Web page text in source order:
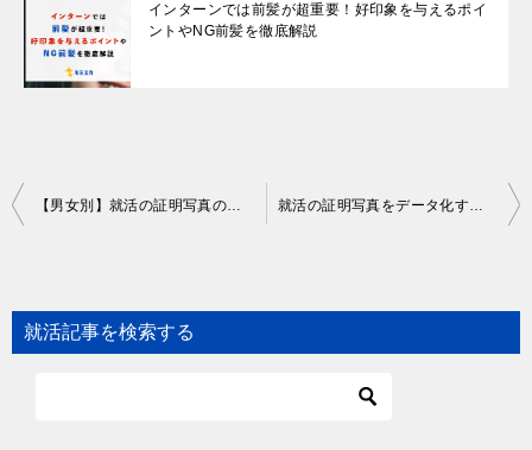
インターンでは前髪が超重要！好印象を与えるポイ
ントやNG前髪を徹底解説
Post
【男女別】就活の証明写真の髪型を徹底解説！髪型のポイントや注意点とは？ 就活の証明写真をデータ化するメリットとは？方法や注意点を詳しく解説
就活記事を検索する